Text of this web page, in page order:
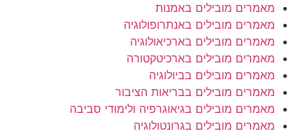
מאמרים מובילים באמנות
מאמרים מובילים באנתרופולוגיה
מאמרים מובילים בארכיאולוגיה
מאמרים מובילים בארכיטקטורה
מאמרים מובילים בביולוגיה
מאמרים מובילים בבריאות הציבור
מאמרים מובילים בגיאוגרפיה ולימודי סביבה
מאמרים מובילים בגרונטולוגיה